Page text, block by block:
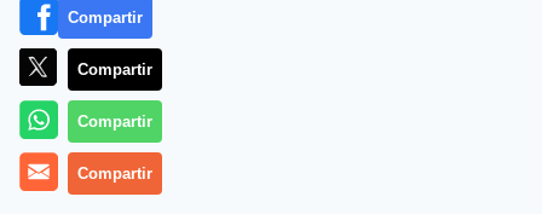
MÁS EN OTROS MEDIOS
Compartir
Compartir
Compartir
Compartir